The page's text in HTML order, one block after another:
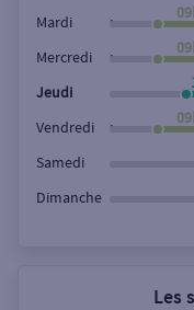
Mardi ,
Mercredi ,
Jeudi
Vendredi ,
Samedi
Dimanche
Les